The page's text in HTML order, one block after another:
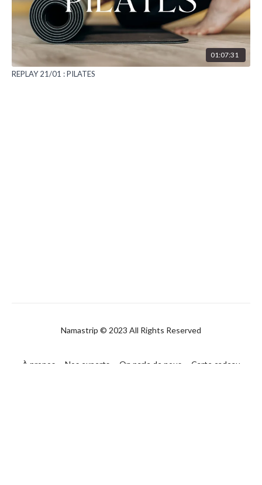
01:07:31
REPLAY 21/01 : PILATES
Namastrip © 2023 All Rights Reserved
À propos Nos experts On parle de nous
Carte cadeau